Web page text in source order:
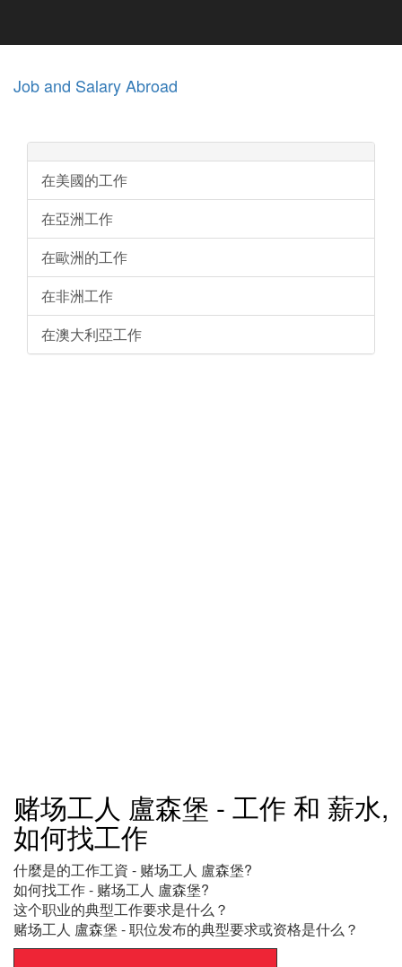
Job and Salary Abroad
在美國的工作
在亞洲工作
在歐洲的工作
在非洲工作
在澳大利亞工作
赌场工人 盧森堡 - 工作 和 薪水,
如何找工作
什麼是的工作工資 - 赌场工人 盧森堡?
如何找工作 - 赌场工人 盧森堡?
这个职业的典型工作要求是什么？
赌场工人 盧森堡 - 职位发布的典型要求或资格是什么？